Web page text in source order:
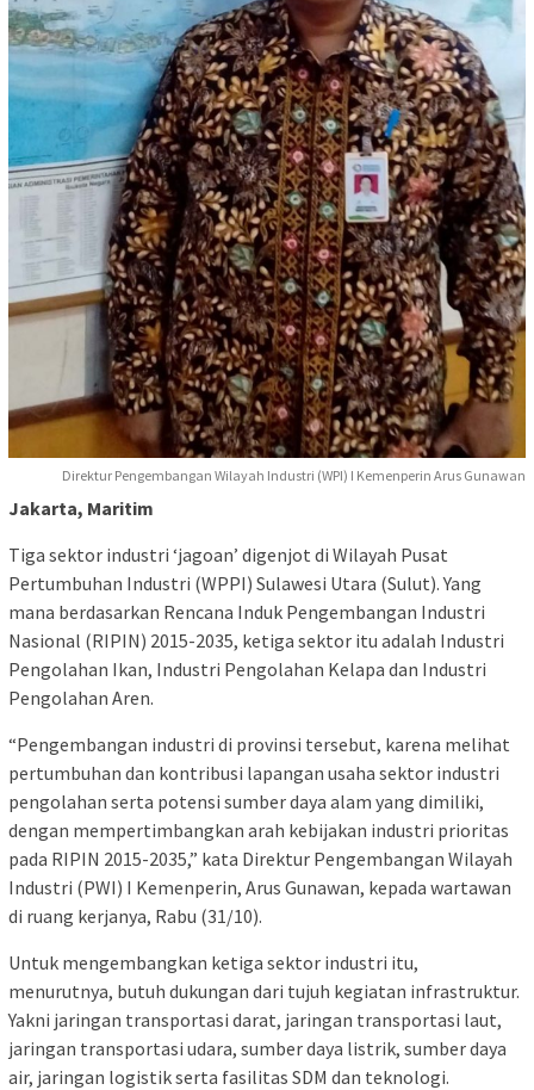
Direktur Pengembangan Wilayah Industri (WPI) I Kemenperin Arus Gunawan
Jakarta, Maritim
Tiga sektor industri ‘jagoan’ digenjot di Wilayah Pusat
Pertumbuhan Industri (WPPI) Sulawesi Utara (Sulut). Yang
mana berdasarkan Rencana Induk Pengembangan Industri
Nasional (RIPIN) 2015-2035, ketiga sektor itu adalah Industri
Pengolahan Ikan, Industri Pengolahan Kelapa dan Industri
Pengolahan Aren.
“Pengembangan industri di provinsi tersebut, karena melihat
pertumbuhan dan kontribusi lapangan usaha sektor industri
pengolahan serta potensi sumber daya alam yang dimiliki,
dengan mempertimbangkan arah kebijakan industri prioritas
pada RIPIN 2015-2035,” kata Direktur Pengembangan Wilayah
Industri (PWI) I Kemenperin, Arus Gunawan, kepada wartawan
di ruang kerjanya, Rabu (31/10).
Untuk mengembangkan ketiga sektor industri itu,
menurutnya, butuh dukungan dari tujuh kegiatan infrastruktur.
Yakni jaringan transportasi darat, jaringan transportasi laut,
jaringan transportasi udara, sumber daya listrik, sumber daya
air, jaringan logistik serta fasilitas SDM dan teknologi.